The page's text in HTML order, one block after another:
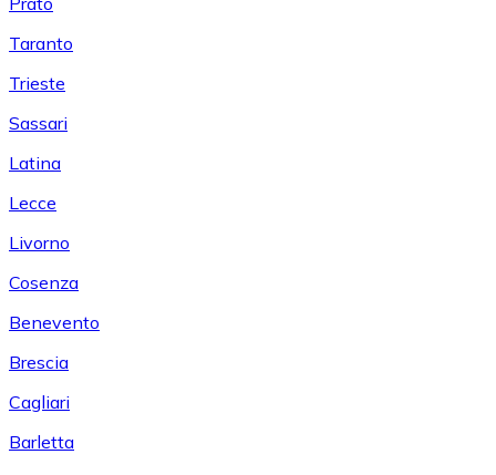
Taranto
Trieste
Sassari
Latina
Lecce
Livorno
Cosenza
Benevento
Brescia
Cagliari
Barletta